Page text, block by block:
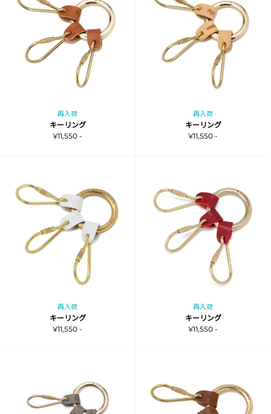
再入荷
キーリング
¥11,550 -
再入荷
キーリング
¥11,550 -
再入荷
キーリング
¥11,550 -
再入荷
キーリング
¥11,550 -